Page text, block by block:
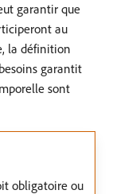
garantir que
au
la définition
garantit
sont
obligatoire ou